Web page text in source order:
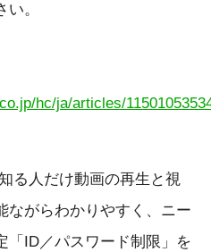
。
hc/ja/articles/
る人だけ動画の再生と視
ながらわかりやすく、ニー
「ID／パスワード制限」を